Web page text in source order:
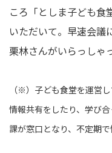
ころ「としま子ども
いただいて。早速会議
栗林さんがいらっしゃ
（※）子ども食堂を運営
情報共有をしたり、学び
課が窓口となり、不定期で